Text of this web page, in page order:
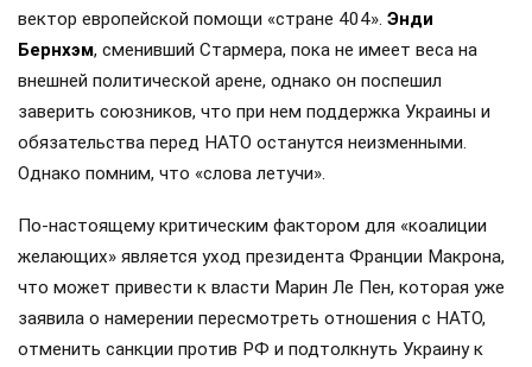
вектор европейской помощи «стране 404». Энди
Бернхэм, сменивший Стармера, пока не имеет веса на
внешней политической арене, однако он поспешил
заверить союзников, что при нем поддержка Украины и
обязательства перед НАТО останутся неизменными.
Однако помним, что «слова летучи».
По-настоящему критическим фактором для «коалиции
желающих» является уход президента Франции Макрона,
что может привести к власти Марин Ле Пен, которая уже
заявила о намерении пересмотреть отношения с НАТО,
отменить санкции против РФ и подтолкнуть Украину к